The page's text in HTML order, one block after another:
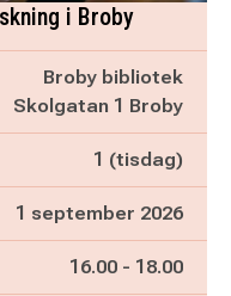
i Broby
Broby bibliotek
Skolgatan 1 Broby
1 (tisdag)
1 september 2026
Pågår mellan
16.00 - och
18.00